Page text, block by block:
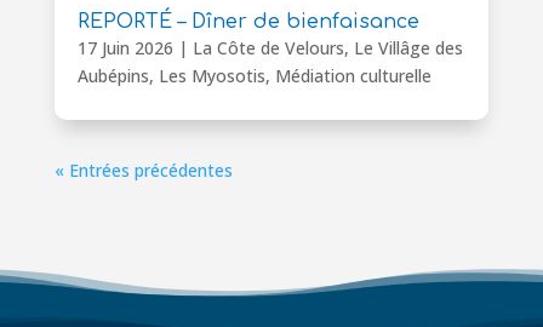
REPORTÉ – Dîner de bienfaisance
17 Juin 2026 | La Côte de Velours, Le Villâge des
Aubépins, Les Myosotis, Médiation culturelle
« Entrées précédentes